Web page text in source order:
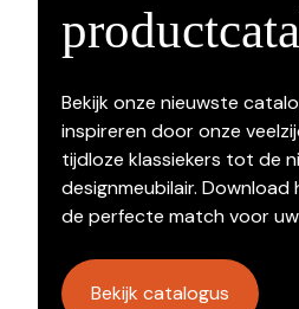
Bekijk onze nieuwste
inspireren door onze
tijdloze klassiekers tot de
designmeubilair. Download
de perfecte match voor
Bekijk catalogus